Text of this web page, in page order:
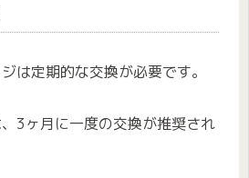
は定期的な交換が必要です。
3ヶ月に一度の交換が推奨され